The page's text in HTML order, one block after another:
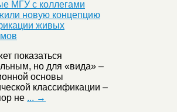
показаться
но для «вида» –
основы
классификации –
не ... →